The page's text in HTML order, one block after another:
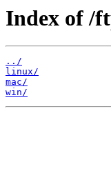
Index of /
../
linux/
mac/
win/